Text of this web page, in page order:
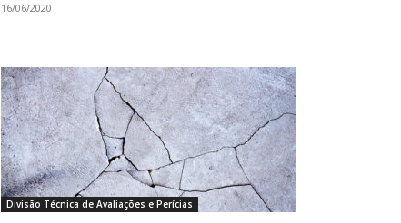
16/06/2020
Divisão Técnica de Avaliações e Perícias